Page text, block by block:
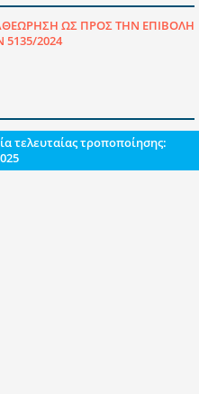
ΩΣ ΠΡΟΣ ΤΗΝ ΕΠΙΒΟΛΗ
2024
τελευταίας τροποποίησης: